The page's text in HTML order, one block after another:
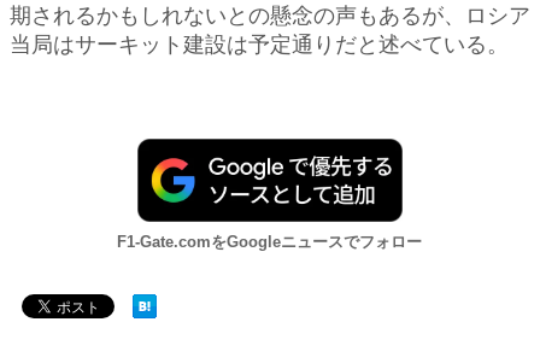
期されるかもしれないとの懸念の声もあるが、ロシア
当局はサーキット建設は予定通りだと述べている。
F1-Gate.comをGoogleニュースでフォロー